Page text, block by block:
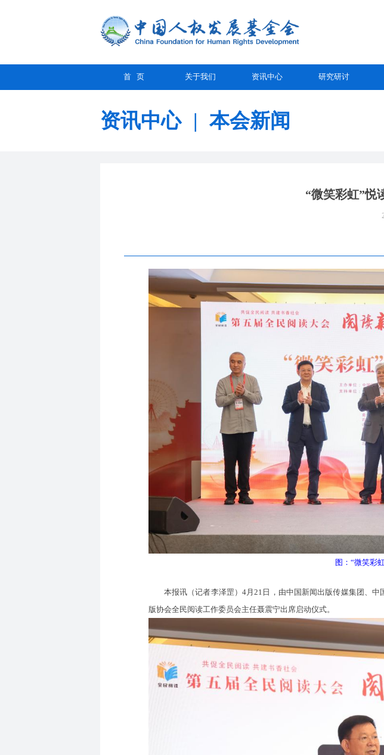
首 页 关于我们 资讯中心 研究研讨
资讯中心 | 本会新闻
“微笑彩虹”悦
图：“微笑彩
本报讯（记者李泽罡）4月21日，由中国新闻出版传媒集团、中
版协会全民阅读工作委员会主任聂震宁出席启动仪式。